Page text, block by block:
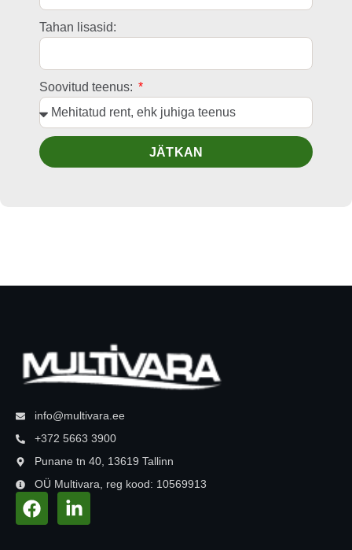
Tahan lisasid:
Soovitud teenus:
JÄTKAN
info@multivara.ee
+372 5663 3900
Punane tn 40, 13619 Tallinn
OÜ Multivara, reg kood: 10569913